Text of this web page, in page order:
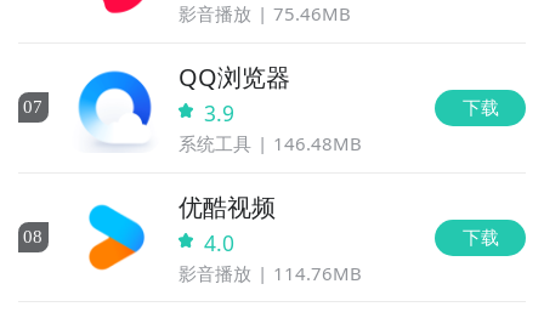
影音播放 75.46MB
07
QQ浏览器
3.9
系统工具 146.48MB
下载
08
优酷视频
4.0
影音播放 114.76MB
下载